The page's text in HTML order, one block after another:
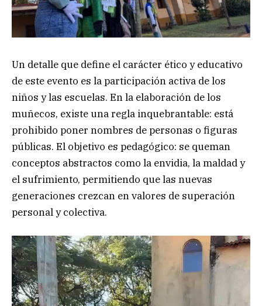
Un detalle que define el carácter ético y educativo
de este evento es la participación activa de los
niños y las escuelas. En la elaboración de los
muñecos, existe una regla inquebrantable: está
prohibido poner nombres de personas o figuras
públicas. El objetivo es pedagógico: se queman
conceptos abstractos como la envidia, la maldad y
el sufrimiento, permitiendo que las nuevas
generaciones crezcan en valores de superación
personal y colectiva.